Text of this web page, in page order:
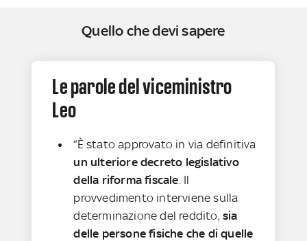
Quello che devi sapere
Le parole del viceministro
Leo
“È stato approvato in via definitiva
un ulteriore decreto legislativo
della riforma fiscale . Il
provvedimento interviene sulla
determinazione del reddito,sia
delle persone fisiche che di quelle